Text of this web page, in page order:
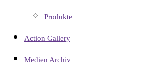
Produkte
Action Gallery
Medien Archiv